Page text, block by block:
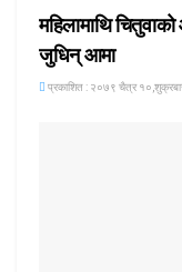
महिलामाथि
जुधिन् आमा
प्रकाशित : २०७९ चैत्र